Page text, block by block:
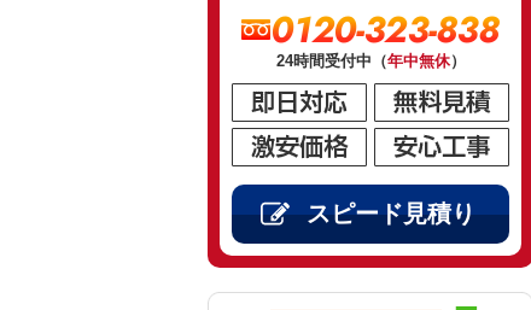
0120-323-838
24時間受付中（年中無休）
スピード見積り